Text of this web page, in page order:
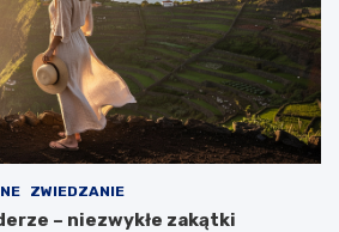
ZWIEDZANIE
– niezwykłe zakątki